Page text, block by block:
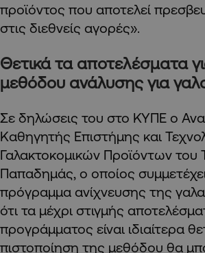
προϊόντος που αποτελεί
στις διεθνείς αγορές».
Θετικά τα αποτελέσματα
μεθόδου ανάλυσης για
Σε δηλώσεις του στο ΚΥΠΕ ο
Καθηγητής Επιστήμης και
Γαλακτοκομικών Προϊόντων
Παπαδημάς, ο οποίος
πρόγραμμα ανίχνευσης της
ότι τα μέχρι στιγμής
προγράμματος είναι ιδιαίτερα
πιστοποίηση της μεθόδου θα